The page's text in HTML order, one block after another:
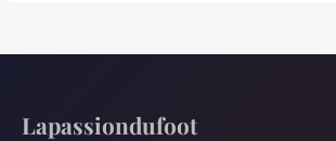
Lapassiondufoot